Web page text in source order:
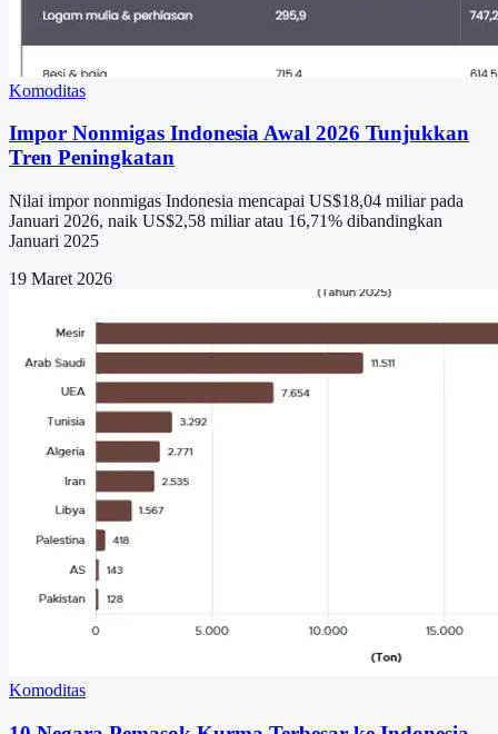
Komoditas
Impor Nonmigas Indonesia Awal 2026 Tunjukkan
Tren Peningkatan
Nilai impor nonmigas Indonesia mencapai US$18,04 miliar pada
Januari 2026, naik US$2,58 miliar atau 16,71% dibandingkan
Januari 2025
19 Maret 2026
Komoditas